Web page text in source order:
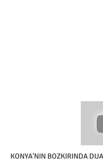
KONYA'NIN BOZKIRINDA